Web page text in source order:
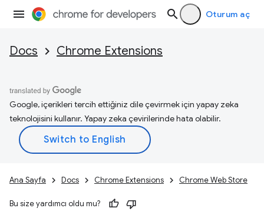
Oturum aç
Docs Chrome Extensions
Google, içerikleri tercih ettiğiniz dile çevirmek için yapay zeka
teknolojisini kullanır. Yapay zeka çevirilerinde hata olabilir.
Ana Sayfa Docs Chrome Extensions Chrome Web Store
Bu size yardımcı oldu mu?